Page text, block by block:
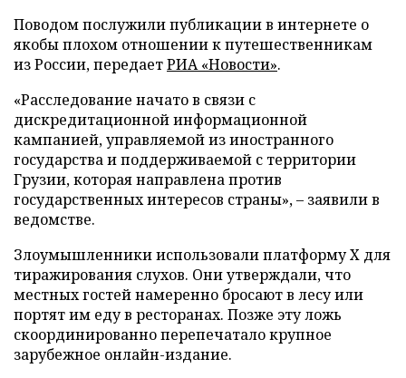
Поводом послужили публикации в интернете о
якобы плохом отношении к путешественникам
из России, передаетРИА «Новости».
«Расследование начато в связи с
дискредитационной информационной
кампанией, управляемой из иностранного
государства и поддерживаемой с территории
Грузии, которая направлена против
государственных интересов страны», – заявили в
ведомстве.
Злоумышленники использовали платформу X для
тиражирования слухов. Они утверждали, что
местных гостей намеренно бросают в лесу или
портят им еду в ресторанах. Позже эту ложь
скоординированно перепечатало крупное
зарубежное онлайн-издание.